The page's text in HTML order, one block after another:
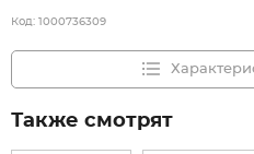
Код: 1000736309
Также смотрят